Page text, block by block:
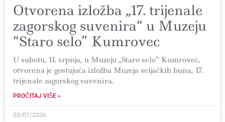
Otvorena izložba „17. trijenale
zagorskog suvenira“ u Muzeju
“Staro selo” Kumrovec
U subotu, 11. srpnja, u Muzeju „Staro selo“ Kumrovec,
otvorena je gostujuća izložba Muzeja seljačkih buna, 17.
trijenale zagorskog suvenira.
PROČITAJ VIŠE »
02/07/2026